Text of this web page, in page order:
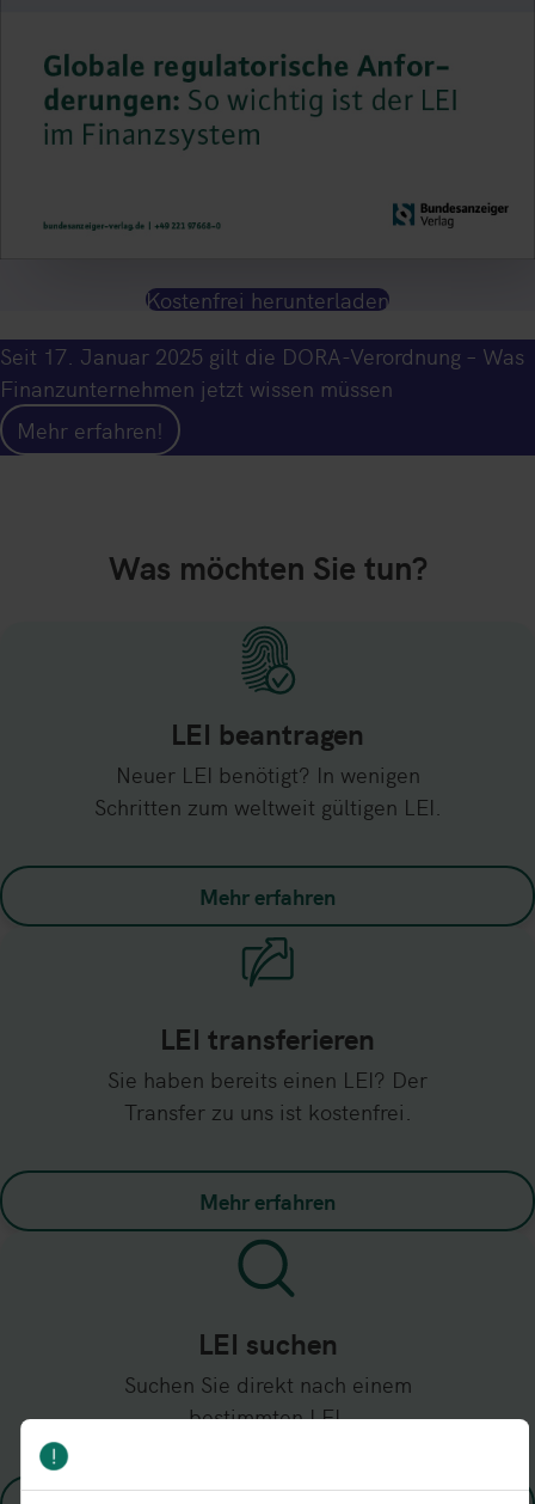
Kostenfrei herunterladen
Seit 17. Januar 2025 gilt die DORA-Verordnung – Was
Finanzunternehmen jetzt wissen müssen
Mehr erfahren!
Was möchten Sie tun?
LEI beantragen
Neuer LEI benötigt? In wenigen
Schritten zum weltweit gültigen LEI.
Mehr erfahren
LEI transferieren
Sie haben bereits einen LEI? Der
Transfer zu uns ist kostenfrei.
Mehr erfahren
LEI suchen
Suchen Sie direkt nach einem
bestimmten LEI.